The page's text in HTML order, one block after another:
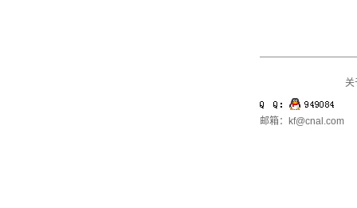
关
邮箱：kf@cnal.com